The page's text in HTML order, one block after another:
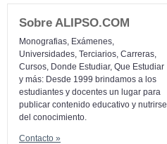
Sobre ALIPSO.COM
Monografias, Exámenes,
Universidades, Terciarios, Carreras,
Cursos, Donde Estudiar, Que Estudiar
y más: Desde 1999 brindamos a los
estudiantes y docentes un lugar para
publicar contenido educativo y nutrirse
del conocimiento.
Contacto »